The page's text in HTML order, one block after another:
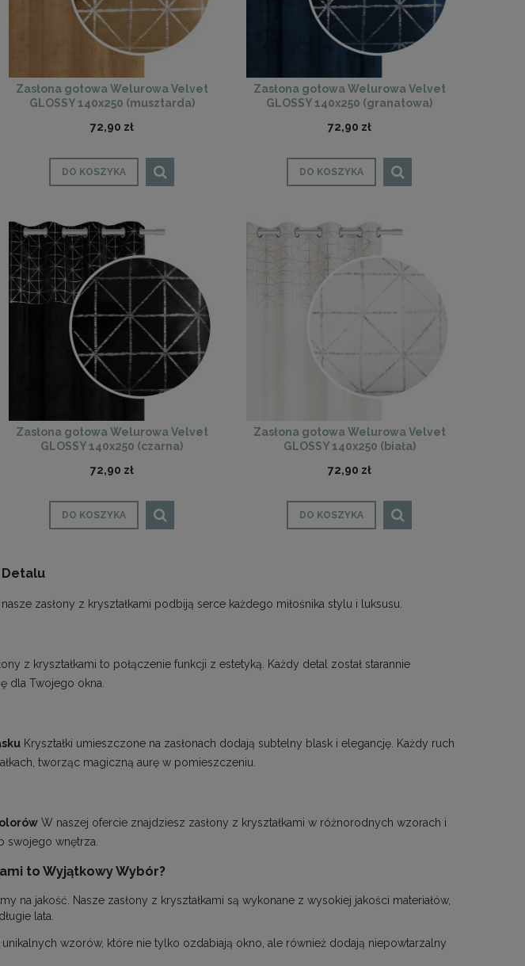
Zasłona gotowa Welurowa Velvet
GLOSSY 140x250 (musztarda)
72,90 zł
DO KOSZYKA
Zasłona gotowa Welurowa Velvet
GLOSSY 140x250 (granatowa)
72,90 zł
DO KOSZYKA
Zasłona gotowa Welurowa Velvet
GLOSSY 140x250 (czarna)
72,90 zł
DO KOSZYKA
Zasłona gotowa Welurowa Velvet
GLOSSY 140x250 (biała)
72,90 zł
DO KOSZYKA
Detalu
zasłony z kryształkami podbiją serce każdego miłośnika stylu i luksusu.
z kryształkami to połączenie funkcji z estetyką. Każdy detal został starannie
dla Twojego okna.
Kryształki umieszczone na zasłonach dodają subtelny blask i elegancję. Każdy ruch
tworząc magiczną aurę w pomieszczeniu.
W naszej ofercie znajdziesz zasłony z kryształkami w różnorodnych wzorach i
swojego wnętrza.
to Wyjątkowy Wybór?
na jakość. Nasze zasłony z kryształkami są wykonane z wysokiej jakości materiałów,
lata.
unikalnych wzorów, które nie tylko ozdabiają okno, ale również dodają niepowtarzalny